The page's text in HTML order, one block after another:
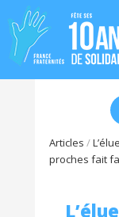
Articles /
proches fait